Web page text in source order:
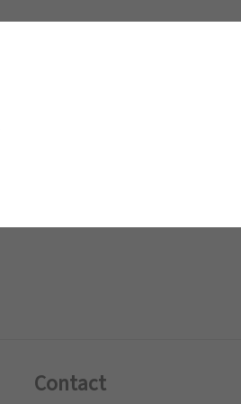
Contact